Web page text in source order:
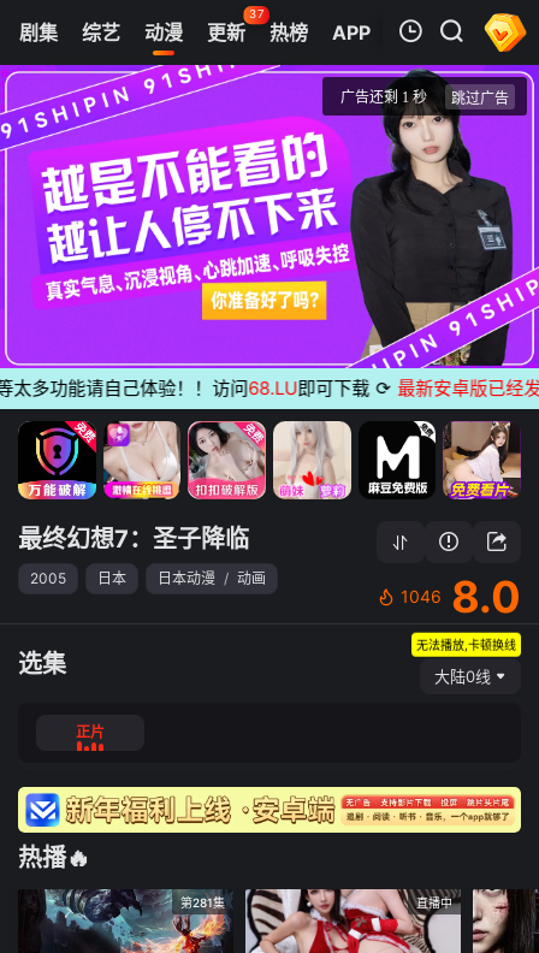
剧集 综艺 动漫 更新
37
热榜 APP
我的观影记录
正片
最终幻想7：圣子降临
清空
能请自己体验！！访问 68.LU即可下载 ⟳ 最新安卓版已经发布
最终幻想7：圣子降临
2005 日本 日本动漫 / 动画
1046 8.0
选集
无法播放,卡顿换线
大陆0线
正片
热播🔥
第281集 直播中